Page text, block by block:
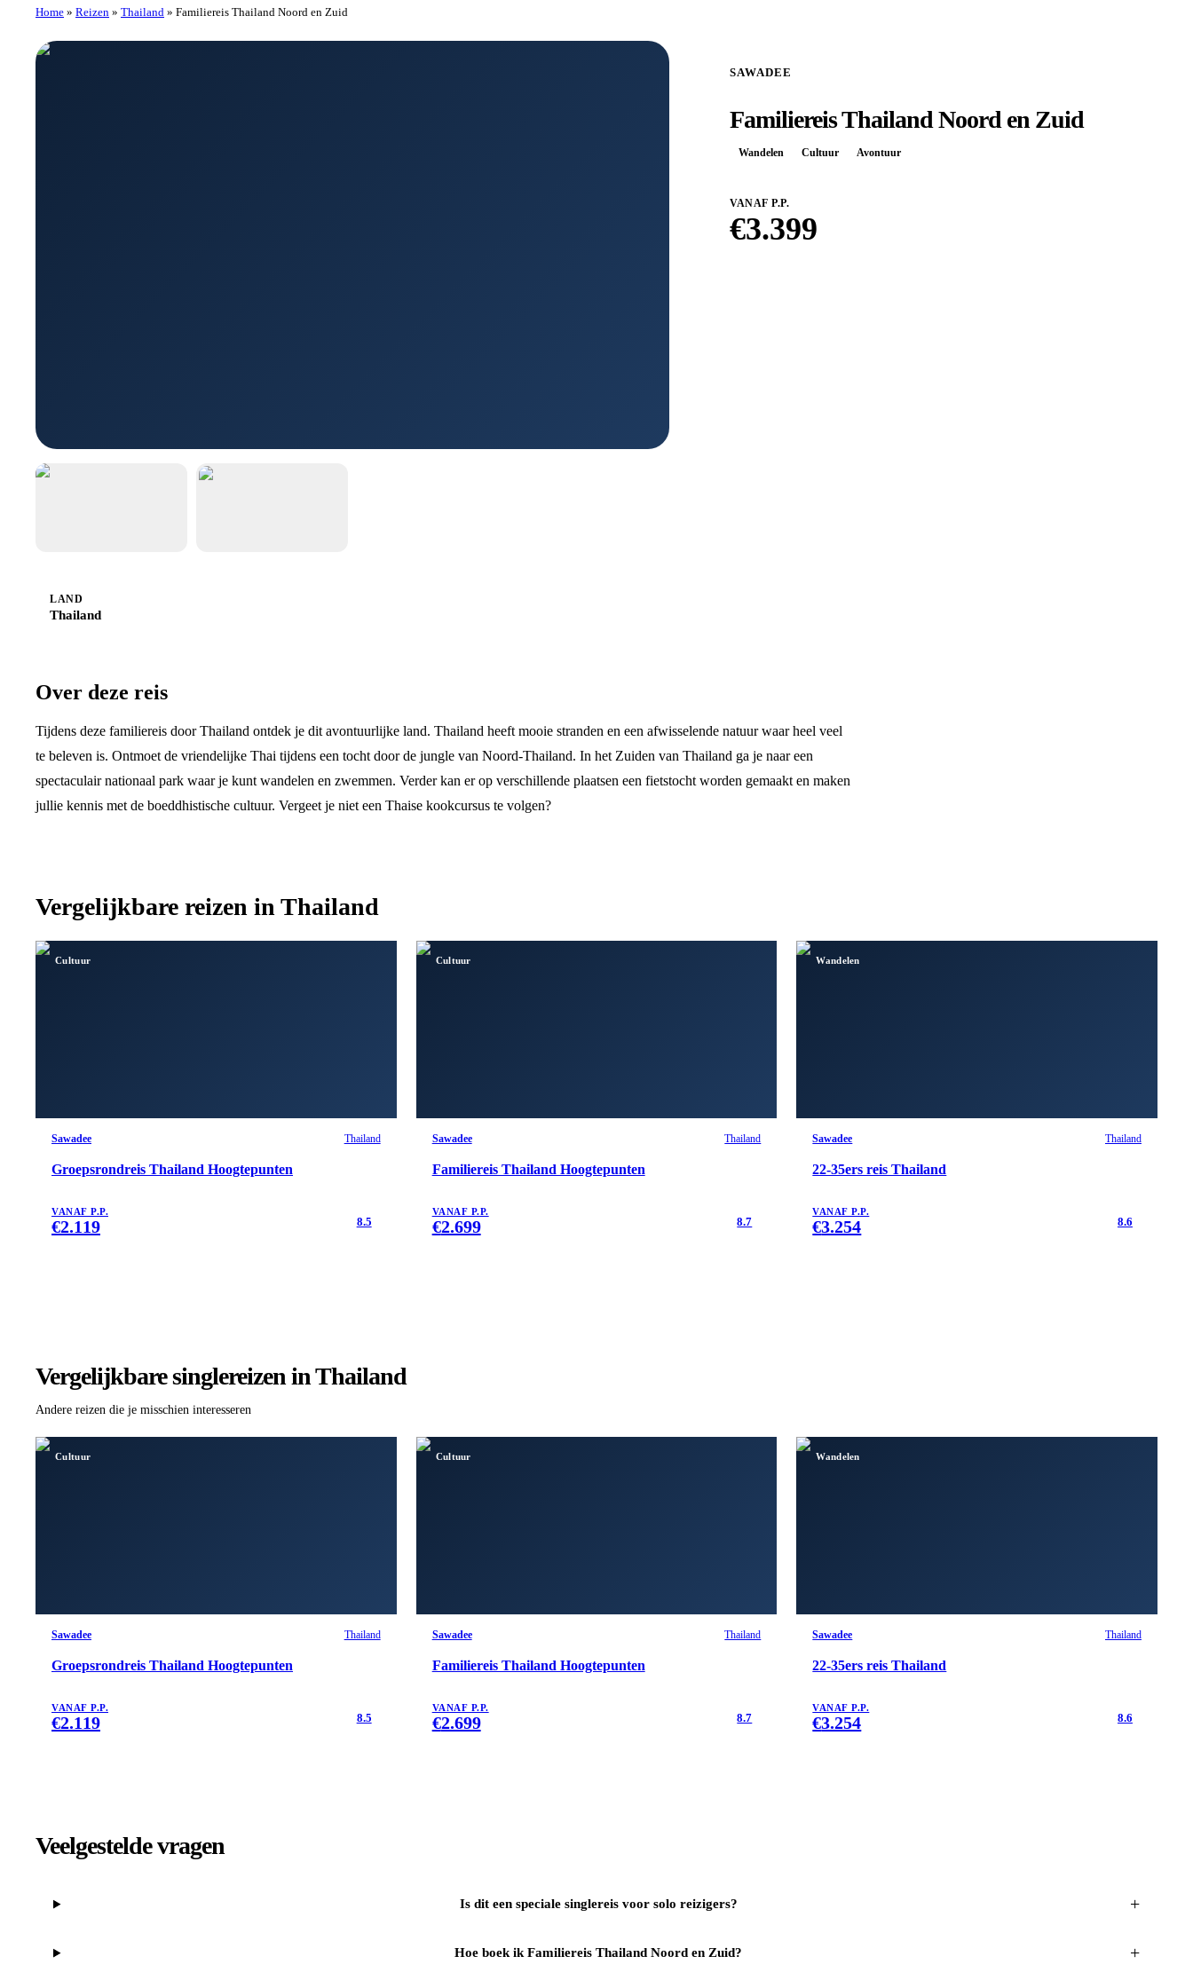
Home » Reizen » Thailand » Familiereis Thailand Noord en Zuid
SAWADEE
Familiereis Thailand Noord en Zuid
Wandelen Cultuur Avontuur
VANAF P.P.
€3.399
LAND
Thailand
Over deze reis
Tijdens deze familiereis door Thailand ontdek je dit avontuurlijke land. Thailand heeft mooie stranden en een afwisselende natuur waar heel veel
te beleven is. Ontmoet de vriendelijke Thai tijdens een tocht door de jungle van Noord-Thailand. In het Zuiden van Thailand ga je naar een
spectaculair nationaal park waar je kunt wandelen en zwemmen. Verder kan er op verschillende plaatsen een fietstocht worden gemaakt en maken
jullie kennis met de boeddhistische cultuur. Vergeet je niet een Thaise kookcursus te volgen?
Vergelijkbare reizen in Thailand
Cultuur
Sawadee Thailand
Groepsrondreis Thailand Hoogtepunten
VANAF P.P.
€2.119 8.5
Cultuur
Sawadee Thailand
Familiereis Thailand Hoogtepunten
VANAF P.P.
€2.699 8.7
Wandelen
Sawadee Thailand
22-35ers reis Thailand
VANAF P.P.
€3.254 8.6
Vergelijkbare singlereizen in Thailand
Andere reizen die je misschien interesseren
Cultuur
Sawadee Thailand
Groepsrondreis Thailand Hoogtepunten
VANAF P.P.
€2.119 8.5
Cultuur
Sawadee Thailand
Familiereis Thailand Hoogtepunten
VANAF P.P.
€2.699 8.7
Wandelen
Sawadee Thailand
22-35ers reis Thailand
VANAF P.P.
€3.254 8.6
Veelgestelde vragen
Is dit een speciale singlereis voor solo reizigers? +
Hoe boek ik Familiereis Thailand Noord en Zuid? +